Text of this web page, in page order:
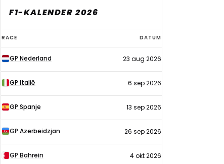
F1-KALENDER 2026
F1-
kalender
2026
RACE DATUM
GP Nederland 23 aug 2026
GP Italië 6 sep 2026
GP Spanje 13 sep 2026
GP Azerbeidzjan 26 sep 2026
GP Bahrein 4 okt 2026